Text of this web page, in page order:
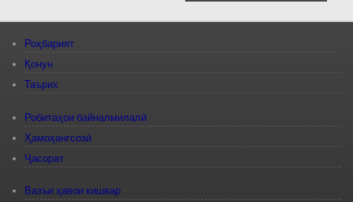
Роҳбарият
Қонун
Таърих
Робитаҳои байналмилалӣ
Ҳамоҳангсозӣ
Ҷасорат
Вазъи ҳавои кишвар